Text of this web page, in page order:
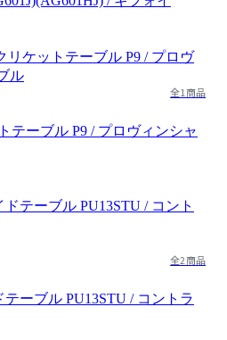
全1商品
テーブル P9 / プロヴィンシャ
全2商品
テーブル PU13STU / コントラ